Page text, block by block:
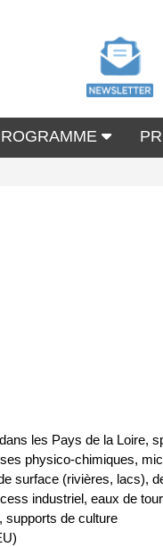
les Pays de la Loire,
physico-chimiques,
surface (rivières, lacs),
industriel, eaux de
supports de culture